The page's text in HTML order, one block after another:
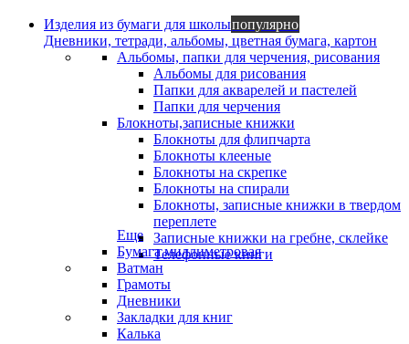
Изделия из бумаги для школыпопулярно
Дневники, тетради, альбомы, цветная бумага, картон
Альбомы, папки для черчения, рисования
Альбомы для рисования
Папки для акварелей и пастелей
Папки для черчения
Блокноты,записные книжки
Блокноты для флипчарта
Блокноты клееные
Блокноты на скрепке
Блокноты на спирали
Блокноты, записные книжки в твердом
переплете
Записные книжки на гребне, склейке
Телефонные книги
Еще
Бумага миллиметровая
Ватман
Грамоты
Дневники
Закладки для книг
Калька